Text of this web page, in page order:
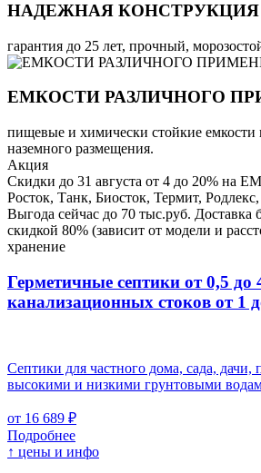
НАДЕЖНАЯ КОНСТРУКЦИЯ
гарантия до 25 лет, прочный,
ЕМКОСТИ РАЗЛИЧНОГО
пищевые и химически стойкие емкости
наземного размещения.
Акция
Скидки до 31 августа от 4 до 20%
Росток, Танк, Биосток, Термит,
Выгода сейчас до 70 тыс.руб. Доставка
скидкой 80% (зависит от модели и
хранение
Герметичные септики от 0,5 до
канализационных стоков от 1
Септики для частного дома, сада, дачи,
высокими и низкими грунтовыми
от 16 689 ₽
Подробнее
↑ цены и инфо